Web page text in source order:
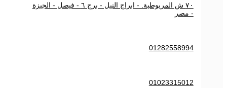
٧٠ ش المريوطية. - ابراج النيل - برج ٦ - فيصل - الجيزة
- مصر
01282558994
01023315012